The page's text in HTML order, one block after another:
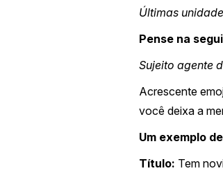
Últimas
Pense na
Sujeito agente
Acrescente
você deixa a
Um exemplo
Título: Tem